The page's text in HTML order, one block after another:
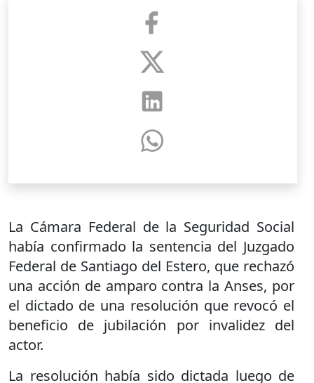
La Cámara Federal de la Seguridad Social
había confirmado la sentencia del Juzgado
Federal de Santiago del Estero, que rechazó
una acción de amparo contra la Anses, por
el dictado de una resolución que revocó el
beneficio de jubilación por invalidez del
actor.
La resolución había sido dictada luego de